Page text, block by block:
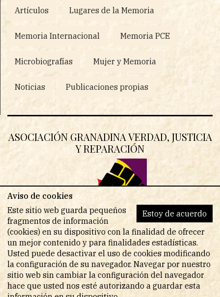
Artículos Lugares de la Memoria
Memoria Internacional Memoria PCE
Microbiografías Mujer y Memoria
Noticias Publicaciones propias
ASOCIACIÓN GRANADINA VERDAD, JUSTICIA
Y REPARACIÓN
© Copyright 2026 - Todos los derechos reservados
Aviso de cookies
Estoy de acuerdo
Este sitio web guarda pequeños
fragmentos de información
(cookies) en su dispositivo con la finalidad de ofrecer
un mejor contenido y para finalidades estadísticas.
Usted puede desactivar el uso de cookies modificando
la configuración de su navegador. Navegar por nuestro
sitio web sin cambiar la configuración del navegador
hace que usted nos esté autorizando a guardar esta